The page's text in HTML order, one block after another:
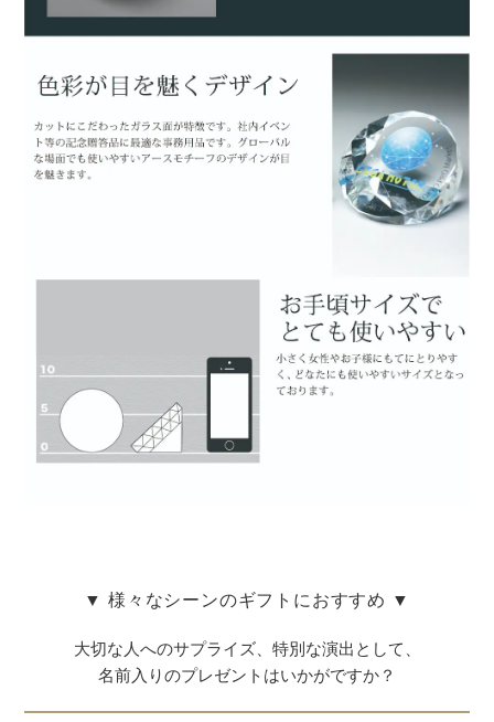
▼ 様々なシーンのギフトにおすすめ ▼
大切な人へのサプライズ、特別な演出として、
名前入りのプレゼントはいかがですか？